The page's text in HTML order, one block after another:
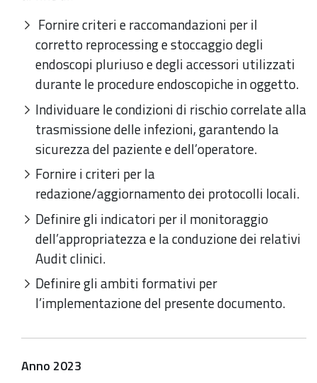
Fornire criteri e raccomandazioni per il
corretto reprocessing e stoccaggio degli
endoscopi pluriuso e degli accessori utilizzati
durante le procedure endoscopiche in oggetto.
Individuare le condizioni di rischio correlate alla
trasmissione delle infezioni, garantendo la
sicurezza del paziente e dell’operatore.
Fornire i criteri per la
redazione/aggiornamento dei protocolli locali.
Definire gli indicatori per il monitoraggio
dell’appropriatezza e la conduzione dei relativi
Audit clinici.
Definire gli ambiti formativi per
l’implementazione del presente documento.
Anno 2023